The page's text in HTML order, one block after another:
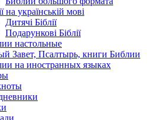
на українській мові
Дитячі Біблії
Подарункові Біблії
настольные
Завет, Псалтырь, книги Библии
на иностранных языках